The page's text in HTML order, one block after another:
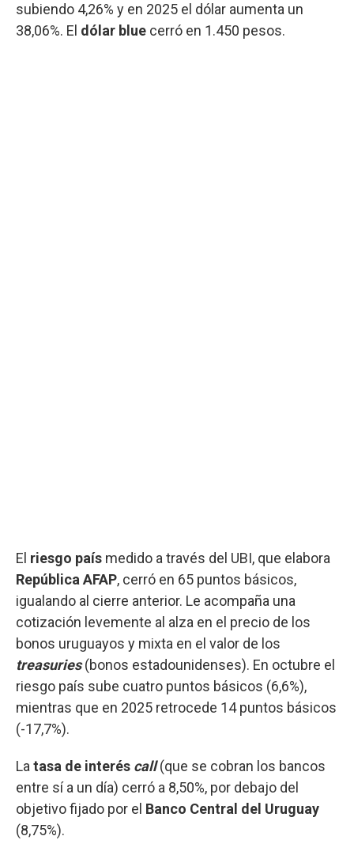
subiendo 4,26% y en 2025 el dólar aumenta un
38,06%. El dólar blue cerró en 1.450 pesos.
El riesgo país medido a través del UBI, que elabora
República AFAP, cerró en 65 puntos básicos,
igualando al cierre anterior. Le acompaña una
cotización levemente al alza en el precio de los
bonos uruguayos y mixta en el valor de los
treasuries (bonos estadounidenses). En octubre el
riesgo país sube cuatro puntos básicos (6,6%),
mientras que en 2025 retrocede 14 puntos básicos
(-17,7%).
Latasa de interés call(que se cobran los bancos
entre sí a un día) cerró a 8,50%, por debajo del
objetivo fijado por el Banco Central del Uruguay
(8,75%).